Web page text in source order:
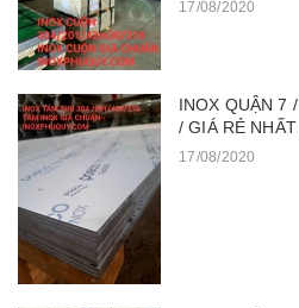
17/08/2020
INOX QUẬN 7
/ GIÁ RẺ
17/08/2020